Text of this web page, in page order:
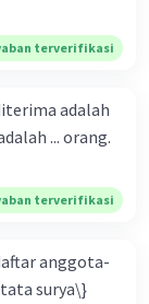
terverifikasi
adalah
... orang.
terverifikasi
anggota-
surya\}